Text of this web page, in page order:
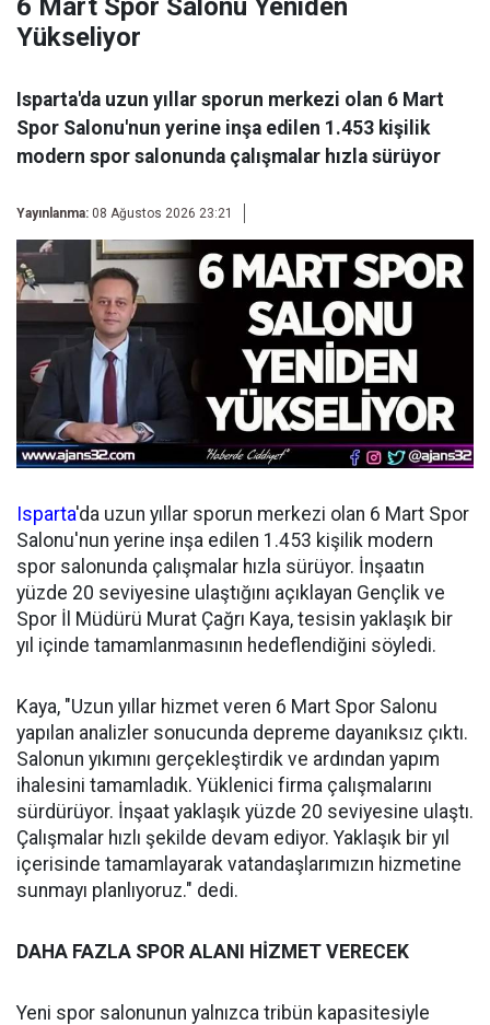
6 Mart Spor Salonu Yeniden
Yükseliyor
Isparta'da uzun yıllar sporun merkezi olan 6 Mart
Spor Salonu'nun yerine inşa edilen 1.453 kişilik
modern spor salonunda çalışmalar hızla sürüyor
Yayınlanma: 08 Ağustos 2026 23:21
Isparta'da uzun yıllar sporun merkezi olan 6 Mart Spor
Salonu'nun yerine inşa edilen 1.453 kişilik modern
spor salonunda çalışmalar hızla sürüyor. İnşaatın
yüzde 20 seviyesine ulaştığını açıklayan Gençlik ve
Spor İl Müdürü Murat Çağrı Kaya, tesisin yaklaşık bir
yıl içinde tamamlanmasının hedeflendiğini söyledi.
Kaya, "Uzun yıllar hizmet veren 6 Mart Spor Salonu
yapılan analizler sonucunda depreme dayanıksız çıktı.
Salonun yıkımını gerçekleştirdik ve ardından yapım
ihalesini tamamladık. Yüklenici firma çalışmalarını
sürdürüyor. İnşaat yaklaşık yüzde 20 seviyesine ulaştı.
Çalışmalar hızlı şekilde devam ediyor. Yaklaşık bir yıl
içerisinde tamamlayarak vatandaşlarımızın hizmetine
sunmayı planlıyoruz." dedi.
DAHA FAZLA SPOR ALANI HİZMET VERECEK
Yeni spor salonunun yalnızca tribün kapasitesiyle